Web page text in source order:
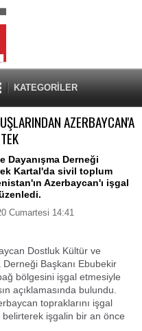
KATEGORİLER
AZERBAYCAN'A
Dayanışma Derneği
Kartal'da sivil toplum
Azerbaycan'ı işgal
Cumartesi 14:41
Dostluk Kültür ve
Derneği Başkanı Ebubekir
bölgesini işgal etmesiyle
açıklamasında bulundu.
topraklarını işgal
belirterek işgalin bir an önce